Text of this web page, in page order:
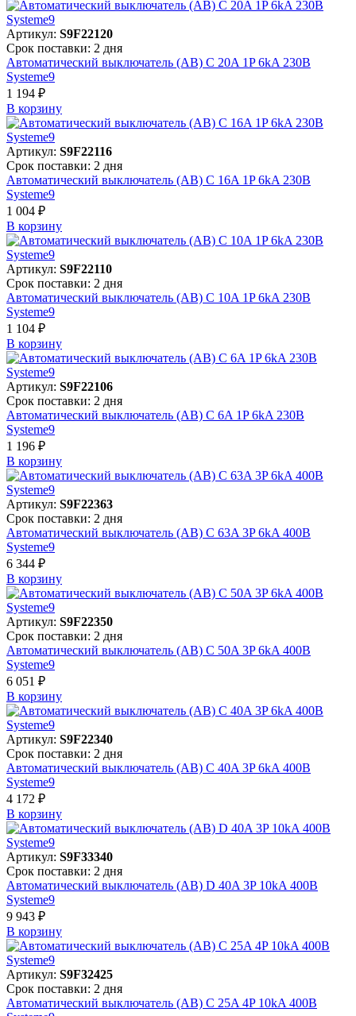
Артикул: S9F22120
Срок поставки: 2 дня
Автоматический выключатель (АВ) C 20A 1P 6kA 230В
Systeme9
1 194 ₽
В корзинy
Артикул: S9F22116
Срок поставки: 2 дня
Автоматический выключатель (АВ) C 16A 1P 6kA 230В
Systeme9
1 004 ₽
В корзинy
Артикул: S9F22110
Срок поставки: 2 дня
Автоматический выключатель (АВ) C 10A 1P 6kA 230В
Systeme9
1 104 ₽
В корзинy
Артикул: S9F22106
Срок поставки: 2 дня
Автоматический выключатель (АВ) C 6A 1P 6kA 230В
Systeme9
1 196 ₽
В корзинy
Артикул: S9F22363
Срок поставки: 2 дня
Автоматический выключатель (АВ) C 63A 3P 6kA 400В
Systeme9
6 344 ₽
В корзинy
Артикул: S9F22350
Срок поставки: 2 дня
Автоматический выключатель (АВ) C 50A 3P 6kA 400В
Systeme9
6 051 ₽
В корзинy
Артикул: S9F22340
Срок поставки: 2 дня
Автоматический выключатель (АВ) C 40A 3P 6kA 400В
Systeme9
4 172 ₽
В корзинy
Артикул: S9F33340
Срок поставки: 2 дня
Автоматический выключатель (АВ) D 40A 3P 10kA 400В
Systeme9
9 943 ₽
В корзинy
Артикул: S9F32425
Срок поставки: 2 дня
Автоматический выключатель (АВ) C 25A 4P 10kA 400В